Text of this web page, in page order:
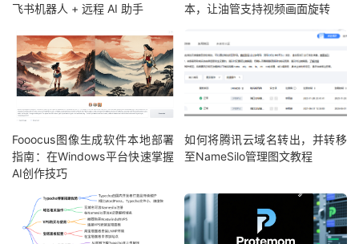
飞书机器人 + 远程 AI 助手
本，让油管支持视频画面旋转
Fooocus图像生成软件本地部署
指南：在Windows平台快速掌握
AI创作技巧
如何将腾讯云域名转出，并转移
至NameSilo管理图文教程